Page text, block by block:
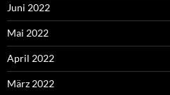
Juni 2022
Mai 2022
April 2022
März 2022